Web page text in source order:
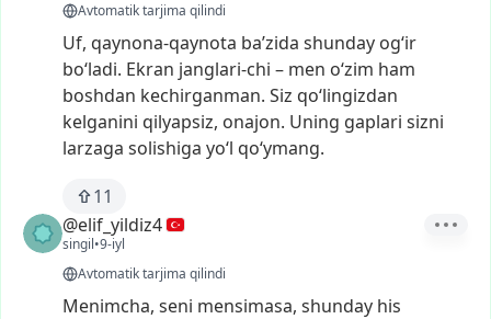
Avtomatik tarjima qilindi
Uf, qaynona-qaynota ba’zida shunday og‘ir
bo‘ladi. Ekran janglari-chi – men o‘zim ham
boshdan kechirganman. Siz qo‘lingizdan
kelganini qilyapsiz, onajon. Uning gaplari sizni
larzaga solishiga yo‘l qo‘ymang.
11
@elif_yildiz4
singil•9-iyl
Avtomatik tarjima qilindi
Menimcha, seni mensimasa, shunday his